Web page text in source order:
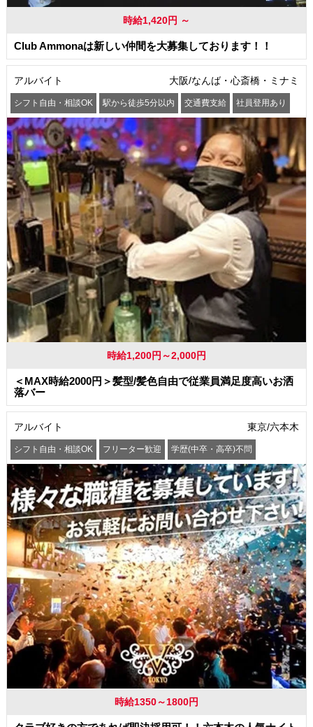
時給1,420円 ～
Club Ammonaは新しい仲間を大募集しております！！
アルバイト 大阪/なんば・心斎橋・ミナミ
シフト自由・相談OK 駅から徒歩5分以内 交通費支給 社員登用あり
時給1,200円～2,000円
＜MAX時給2000円＞髪型/髪色自由で従業員満足度高いお洒
落バー
アルバイト 東京/六本木
シフト自由・相談OK フリーター歓迎 学歴(中卒・高卒)不問
髪型・髪色自由 交通費支給
時給1350～1800円